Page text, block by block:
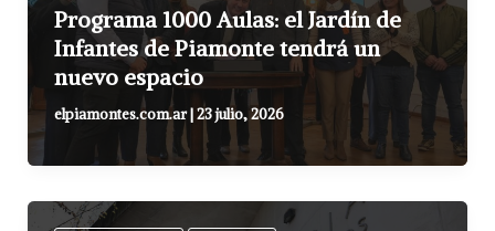
Programa 1000 Aulas: el Jardín de
Infantes de Piamonte tendrá un
nuevo espacio
elpiamontes.com.ar|23 julio, 2026